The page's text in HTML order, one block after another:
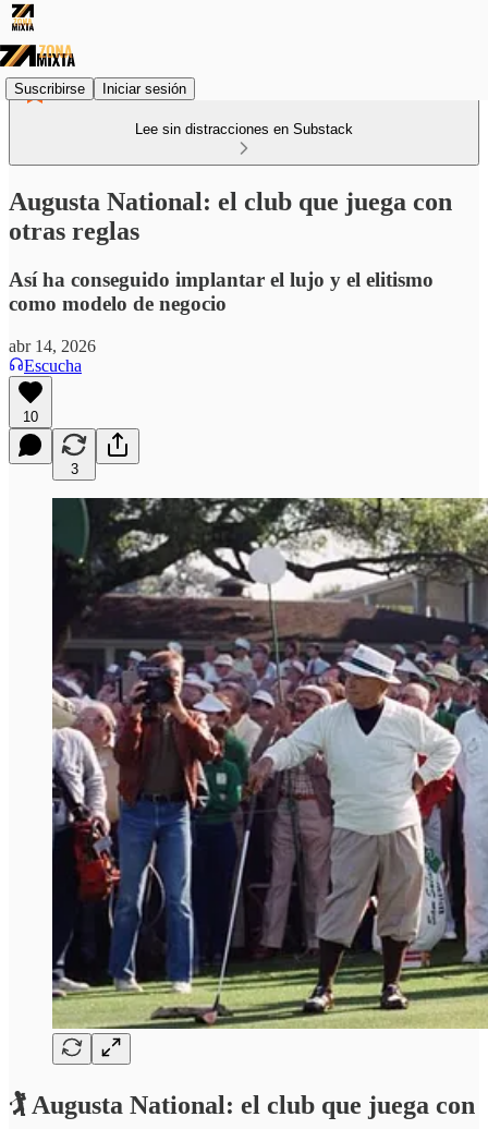
Suscribirse Iniciar sesión
Lee sin distracciones en Substack
Augusta National: el club que juega con
otras reglas
Así ha conseguido implantar el lujo y el elitismo
como modelo de negocio
abr 14, 2026
Escucha
10
3
🏌️ Augusta National: el club que juega con